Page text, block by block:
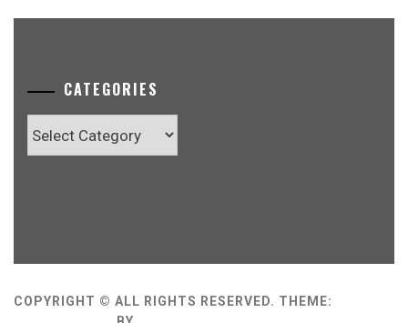
CATEGORIES
COPYRIGHT © ALL RIGHTS RESERVED. THEME: